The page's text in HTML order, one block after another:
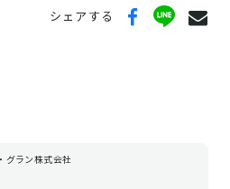
・神崎郡・神戸市北区・神戸市須磨
央区・神戸市長田区・神戸市灘区・神
・宇陀市・橿原市・香芝市・葛城
高田市・山辺郡・吉野郡)
都郡・岩出市・海草郡・海南市・紀
シェアする
グラン株式会社